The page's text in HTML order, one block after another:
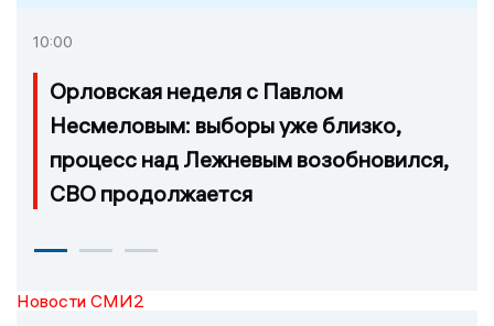
10:00
Орловская неделя с Павлом
Несмеловым: выборы уже близко,
процесс над Лежневым возобновился,
СВО продолжается
Новости СМИ2